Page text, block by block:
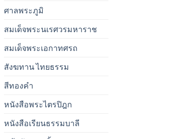
ศาลพระภูมิ
สมเด็จพระนเรศวรมหาราช
สมเด็จพระเอกาทศรถ
สังฆทาน ไทยธรรม
สีทองคำ
หนังสือพระไตรปิฎก
หนังสือเรียนธรรมบาลี